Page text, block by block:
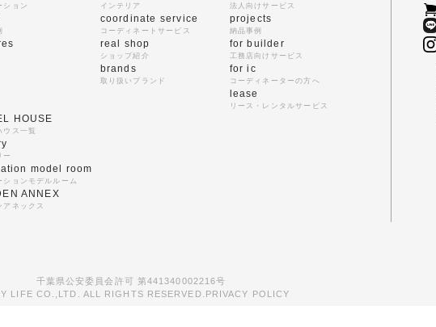
ション インテリア
coordinate service
コーディネートサービス
real shop
ショップ紹介
brands
取り扱いブランド
法人向けサービス
projects
納品事例
for builder
工務店向けサービス
for ic
コーディネーターの方へ
lease
リース・レンタルサービス
HOUSE
ウス一覧
ー
model room
ションモデルルーム
ANNEX
アネックス
千葉県公安委員会許可 第441340002216号
LIFE CO.,LTD. ALL RIGHTS RESERVED. PRIVACY POLICY